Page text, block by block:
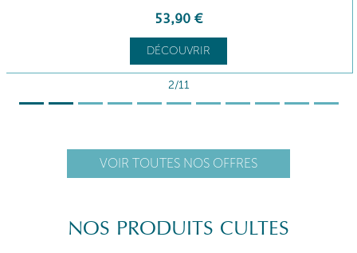
53,90 €
DÉCOUVRIR
2/11
VOIR TOUTES NOS OFFRES
NOS PRODUITS CULTES